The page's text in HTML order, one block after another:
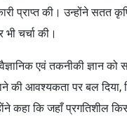
प्राप्त की। उन्होंने सतत
चर्चा की।
एवं तकनीकी ज्ञान
की आवश्यकता पर बल
कहा कि जहाँ प्रगतिशील